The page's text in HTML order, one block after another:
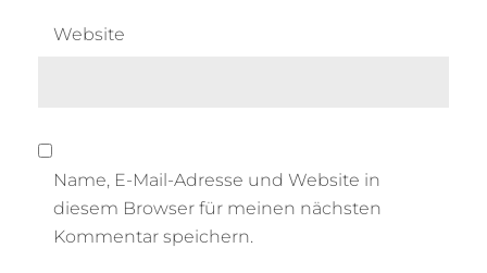
Website
Name, E-Mail-Adresse und Website in
diesem Browser für meinen nächsten
Kommentar speichern.